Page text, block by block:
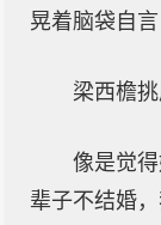
晃着脑袋自
梁西檐挑
像是觉
辈子不结婚